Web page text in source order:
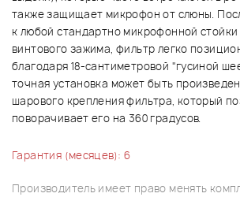
также защищает микрофон от слюны.
к любой стандартно микрофонной
винтового зажима, фильтр легко
благодаря 18-сантиметровой "гусиной
точная установка может быть
шарового крепления фильтра, который
поворачивает его на 360 градусов.
Гарантия (месяцев): 6
Производитель имеет право менять